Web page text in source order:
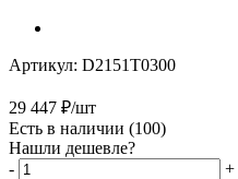
Артикул: D2151T0300
29 447 ₽/шт
Есть в наличии (100)
Нашли дешевле?
-
+